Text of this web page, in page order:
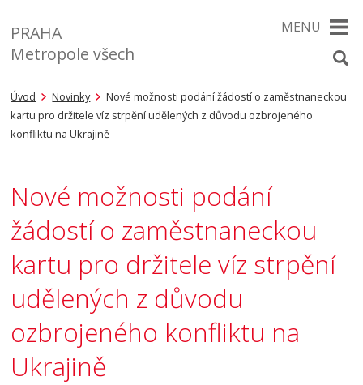
PRAHA
Metropole všech
MENU
Úvod Novinky
Nové možnosti podání žádostí o zaměstnaneckou
kartu pro držitele víz strpění udělených z důvodu ozbrojeného
konfliktu na Ukrajině
Nové možnosti podání
žádostí o zaměstnaneckou
kartu pro držitele víz strpění
udělených z důvodu
ozbrojeného konfliktu na
Ukrajině